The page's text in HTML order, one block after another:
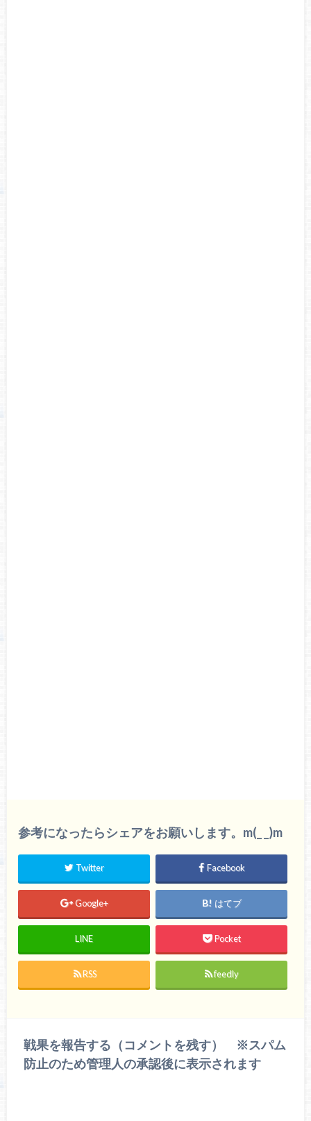
参考になったらシェアをお願いします。m(_ _)m
Twitter Facebook
Google+ はてブ
LINE Pocket
RSS feedly
戦果を報告する（コメントを残す） ※スパム
防止のため管理人の承認後に表示されます